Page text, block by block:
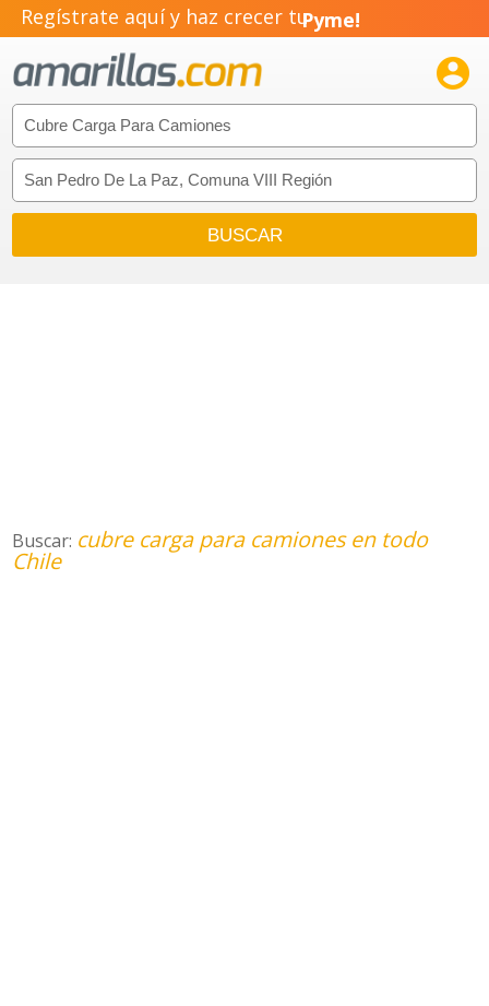
Regístrate aquí y haz crecer tuPyme!
Emprendimiento!

Buscar: cubre carga para camiones en todo
Chile